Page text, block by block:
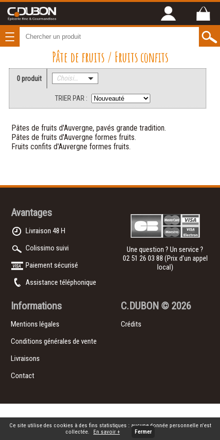
Pâte de fruits / Fruits confits
0 produit Choisissez une catégorie
TRIER PAR :
Pâtes de fruits d'Auvergne, pavés grande tradition.
Pâtes de fruits d'Auvergne formes fruits.
Fruits confits d'Auvergne formes fruits.
Avantages
Livraison 48 H
Colissimo suivi
Paiement sécurisé
Assistance téléphonique
Une question ? Un service ?
02 51 26 03 88 (Prix d’un appel
local)
Informations
Mentions légales
Conditions générales de vente
Livraisons
Contact
C.DUBON © 2026
Crédits
Ce site utilise des cookies à des fins statistiques : aucune donnée personnelle n'est
collectée.
En savoir + Fermer